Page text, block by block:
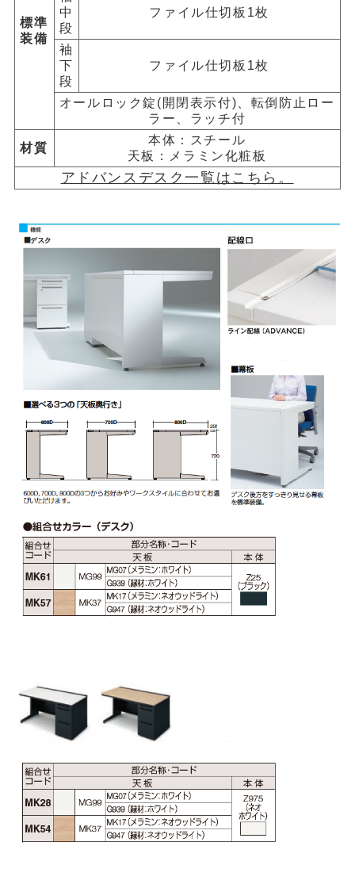
標準
装備
中
段
ファイル仕切板1枚
袖
下
段
ファイル仕切板1枚
オールロック錠(開閉表示付)、転倒防止ロー
ラー、ラッチ付
材質
本体：スチール
天板：メラミン化粧板
アドバンスデスク一覧はこちら。